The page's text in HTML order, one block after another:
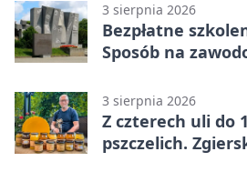
3 sierpnia 2026
Bezpłatne
Sposób na
3 sierpnia 2026
Z czterech uli do
pszczelich.